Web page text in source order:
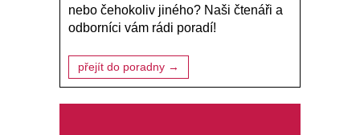
nebo čehokoliv jiného? Naši čtenáři a
odborníci vám rádi poradí!
přejít do poradny →